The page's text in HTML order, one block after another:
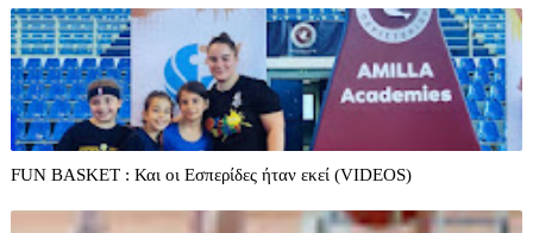
FUN BASKET : Και οι Εσπερίδες ήταν εκεί (VIDEOS)